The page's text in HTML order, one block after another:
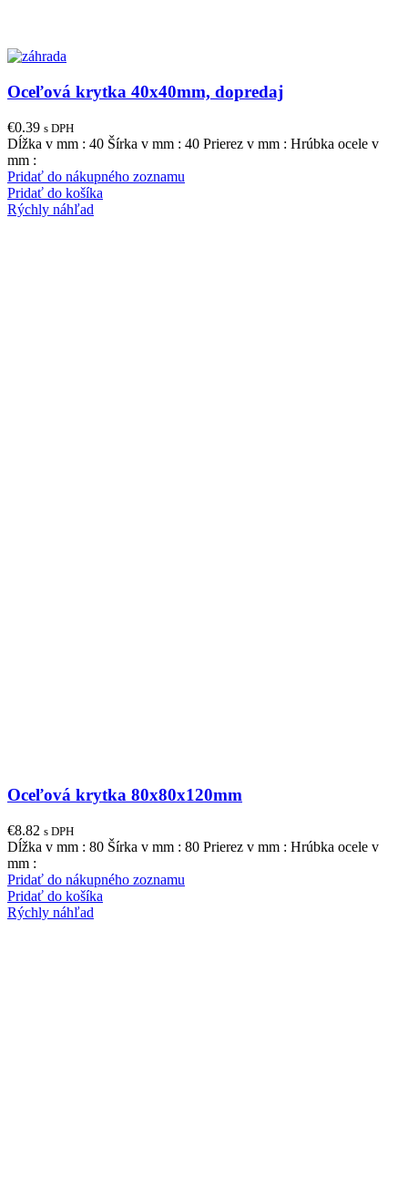
Oceľová krytka 40x40mm, dopredaj
€0.39 s DPH
Dĺžka v mm : 40 Šírka v mm : 40 Prierez v mm : Hrúbka ocele v
mm :
Pridať do nákupného zoznamu
Pridať do košíka
Rýchly náhľad
Oceľová krytka 80x80x120mm
€8.82 s DPH
Dĺžka v mm : 80 Šírka v mm : 80 Prierez v mm : Hrúbka ocele v
mm :
Pridať do nákupného zoznamu
Pridať do košíka
Rýchly náhľad